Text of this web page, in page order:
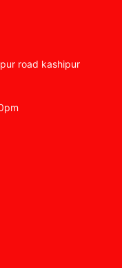
road kashipur